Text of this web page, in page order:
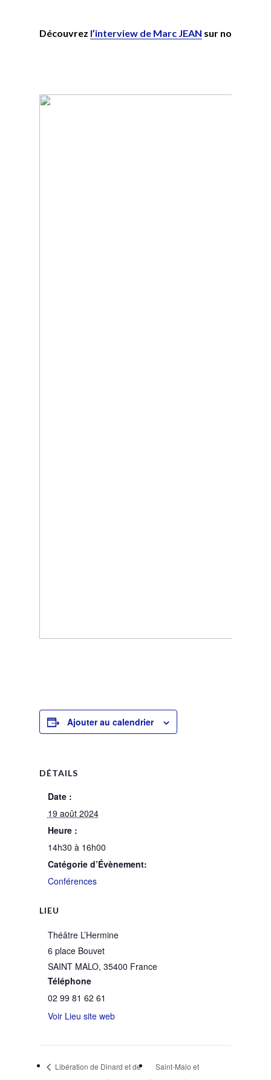
Découvrez l’interview de Marc JEAN sur notre
Ajouter au calendrier
DÉTAILS
Date :
19 août 2024
Heure :
14h30 à 16h00
Catégorie d’Évènement:
Conférences
LIEU
Théâtre L’Hermine
6 place Bouvet
SAINT MALO, 35400 France
Téléphone
02 99 81 62 61
Voir Lieu site web
Libération de Dinard et de
Saint-Malo et